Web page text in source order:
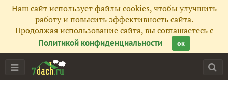
Наш сайт использует файлы cookies, чтобы улучшить
работу и повысить эффективность сайта.
Продолжая использование сайта, вы соглашаетесь с
Политикой конфиденциальности
ок